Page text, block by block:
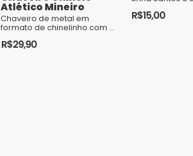
Atlético Mineiro
Chaveiro de metal em
formato de chinelinho com a
coração GARANTIA: Contra
R$29,90
tornou
R$15,00